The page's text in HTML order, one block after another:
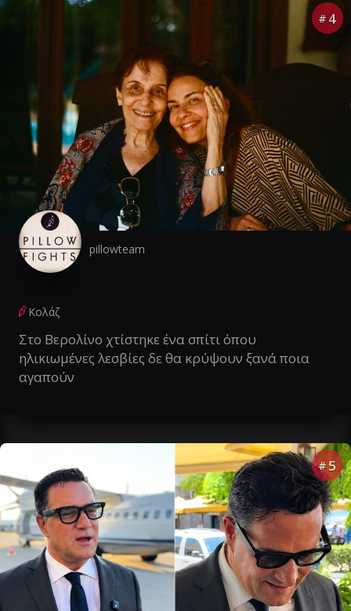
# 4
pillowteam
Κολάζ
Στο Βερολίνο χτίστηκε ένα σπίτι όπου
ηλικιωμένες λεσβίες δε θα κρύψουν ξανά ποια
αγαπούν
# 5